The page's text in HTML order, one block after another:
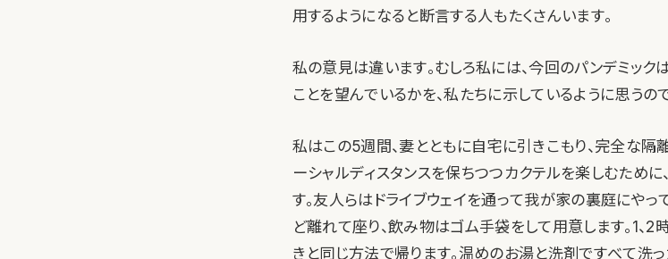
用するようになると断言する人もたくさんいます。
私の意見は違います。むしろ私には、今回のパンデミック
ことを望んでいるかを、私たちに示しているように思うので
私はこの5週間、妻とともに自宅に引きこもり、完全な隔
ーシャルディスタンスを保ちつつカクテルを楽しむため
す。友人らはドライブウェイを通って我が家の裏庭にや
ど離れて座り、飲み物はゴム手袋をして用意します。1、2
きと同じ方法で帰ります。温めのお湯と洗剤ですべて洗